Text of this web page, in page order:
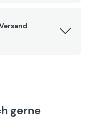
gerne